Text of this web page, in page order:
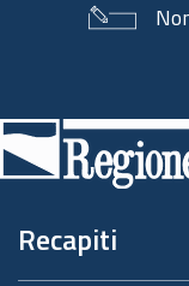
di
pagina
Recapiti